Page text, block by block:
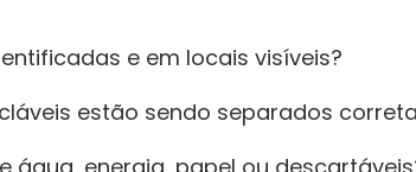
e em locais visíveis?
estão sendo separados